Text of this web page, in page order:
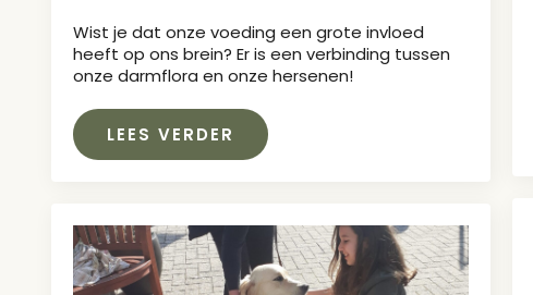
Wist je dat onze voeding een grote invloed
heeft op ons brein? Er is een verbinding tussen
onze darmflora en onze hersenen!
LEES VERDER